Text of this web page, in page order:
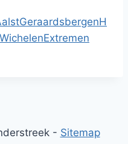
GeraardsbergenH
WichelenExtremen
- Sitemap